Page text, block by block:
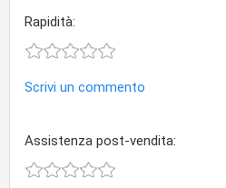
Rapidità:
Scrivi un commento
Assistenza post-vendita: